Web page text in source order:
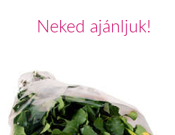
Neked ajánljuk!